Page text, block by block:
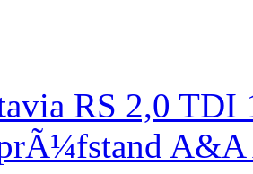
RS 2,0